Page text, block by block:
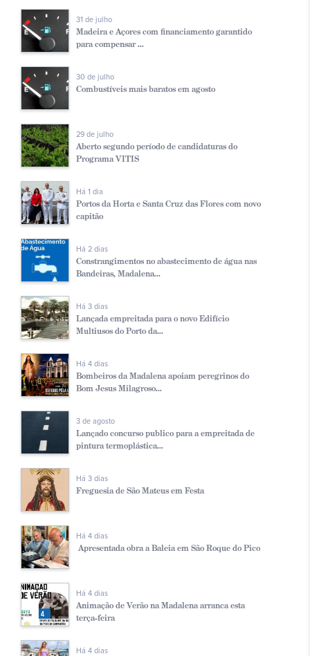
31 de julho
Madeira e Açores com financiamento garantido
para compensar ...
30 de julho
Combustíveis mais baratos em agosto
29 de julho
Aberto segundo período de candidaturas do
Programa VITIS
Há 1 dia
Portos da Horta e Santa Cruz das Flores com novo
capitão
Há 2 dias
Constrangimentos no abastecimento de água nas
Bandeiras, Madalena...
Há 3 dias
Lançada empreitada para o novo Edifício
Multiusos do Porto da...
Há 4 dias
Bombeiros da Madalena apoiam peregrinos do
Bom Jesus Milagroso...
3 de agosto
Lançado concurso publico para a empreitada de
pintura termoplástica...
Há 3 dias
Freguesia de São Mateus em Festa
Há 4 dias
Apresentada obra a Baleia em São Roque do Pico
Há 4 dias
Animação de Verão na Madalena arranca esta
terça-feira
Há 4 dias